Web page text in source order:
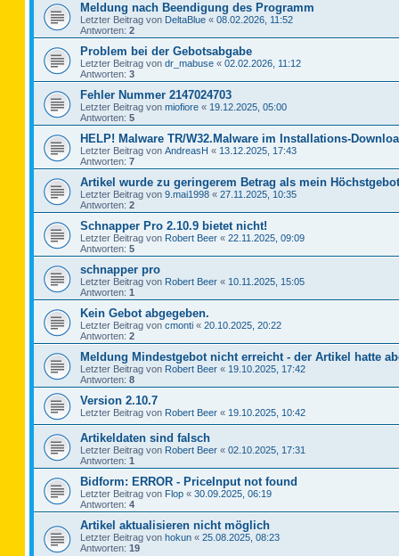
Meldung nach Beendigung des Programm
Letzter Beitrag von DeltaBlue « 08.02.2026, 11:52
Antworten: 2
Problem bei der Gebotsabgabe
Letzter Beitrag von dr_mabuse « 02.02.2026, 11:12
Antworten: 3
Fehler Nummer 2147024703
Letzter Beitrag von miofiore « 19.12.2025, 05:00
Antworten: 5
HELP! Malware TR/W32.Malware im Installations-
Letzter Beitrag von AndreasH « 13.12.2025, 17:43
Antworten: 7
Artikel wurde zu geringerem Betrag als mein
Letzter Beitrag von 9.mai1998 « 27.11.2025, 10:35
Antworten: 2
Schnapper Pro 2.10.9 bietet nicht!
Letzter Beitrag von Robert Beer « 22.11.2025, 09:09
Antworten: 5
schnapper pro
Letzter Beitrag von Robert Beer « 10.11.2025, 15:05
Antworten: 1
Kein Gebot abgegeben.
Letzter Beitrag von cmonti « 20.10.2025, 20:22
Antworten: 2
Meldung Mindestgebot nicht erreicht - der Artikel hatte
Letzter Beitrag von Robert Beer « 19.10.2025, 17:42
Antworten: 8
Version 2.10.7
Letzter Beitrag von Robert Beer « 19.10.2025, 10:42
Artikeldaten sind falsch
Letzter Beitrag von Robert Beer « 02.10.2025, 17:31
Antworten: 1
Bidform: ERROR - PriceInput not found
Letzter Beitrag von Flop « 30.09.2025, 06:19
Antworten: 4
Artikel aktualisieren nicht möglich
Letzter Beitrag von hokun « 25.08.2025, 08:23
Antworten: 19